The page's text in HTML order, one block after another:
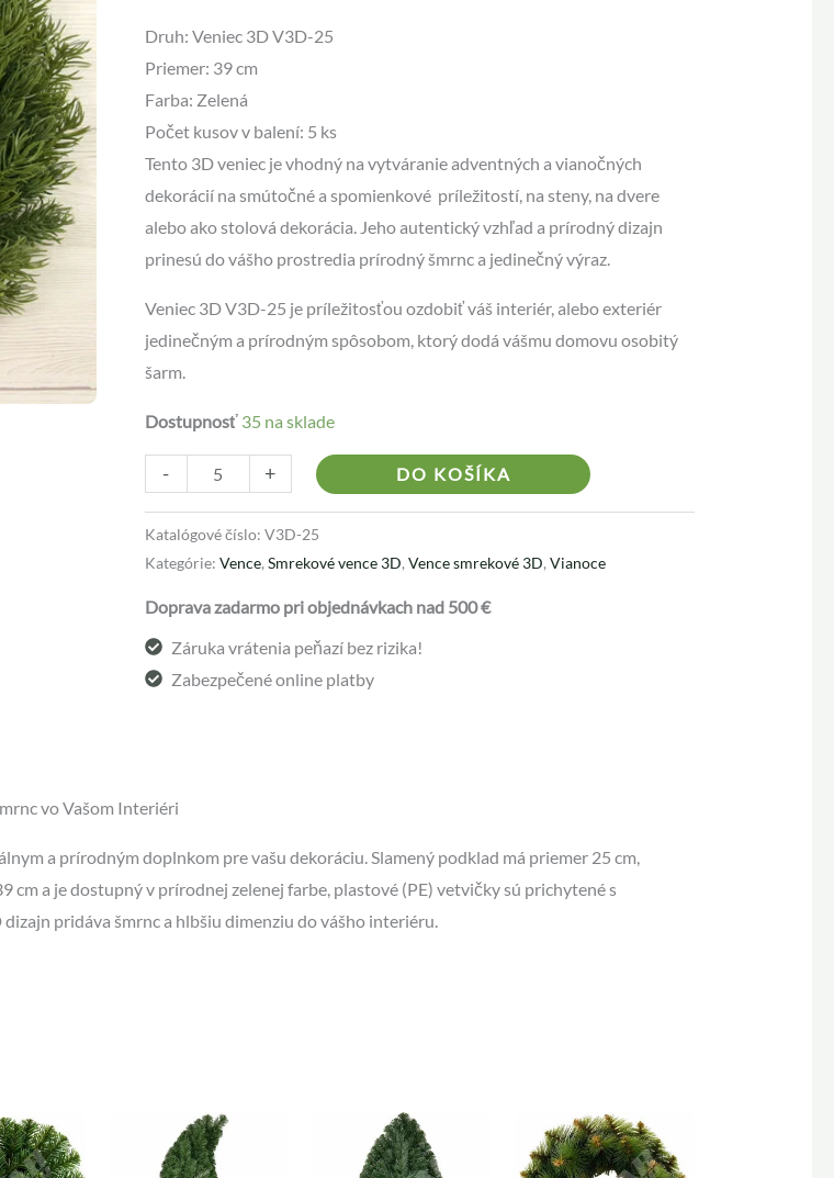
Druh: Veniec 3D V3D-25
Priemer: 39 cm
Farba: Zelená
Počet kusov v balení: 5 ks
Tento 3D veniec je vhodný na vytváranie adventných a vianočných
dekorácií na smútočné a spomienkové príležitostí, na steny, na dvere
alebo ako stolová dekorácia. Jeho autentický vzhľad a prírodný dizajn
prinesú do vášho prostredia prírodný šmrnc a jedinečný výraz.
Veniec 3D V3D-25 je príležitosťou ozdobiť váš interiér, alebo exteriér
jedinečným a prírodným spôsobom, ktorý dodá vášmu domovu osobitý
šarm.
Dostupnosť 35 na sklade
- + DO KOŠÍKA
Katalógové číslo: V3D-25
Kategórie: Vence,Smrekové vence 3D,Vence smrekové 3D,Vianoce
Doprava zadarmo pri objednávkach nad 500 €
Záruka vrátenia peňazí bez rizika!
Zabezpečené online platby
vo Vašom Interiéri
a prírodným doplnkom pre vašu dekoráciu. Slamený podklad má priemer 25 cm,
cm a je dostupný v prírodnej zelenej farbe, plastové (PE) vetvičky sú prichytené s
pridáva šmrnc a hlbšiu dimenziu do vášho interiéru.